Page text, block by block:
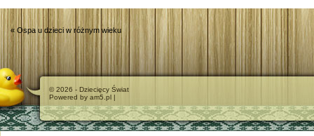
« Ospa u dzieci w różnym wieku
© 2026 - Dziecięcy Świat
Powered by am5.pl |